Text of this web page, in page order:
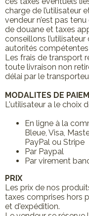
charge de l’utilisateur
vendeur n’est pas
de douane et taxes
conseillons
autorités
Les frais de transport
toute livraison non
délai par le
MODALITES DE
L'utilisateur a le choix
En ligne à la
Bleue, Visa,
PayPal ou Stripe
Par Paypal
Par virement
PRIX
Les prix de nos
taxes comprises hors
et d'expédition.